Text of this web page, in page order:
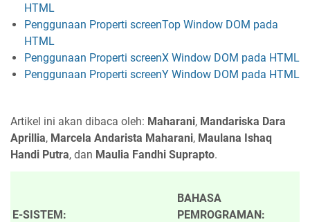
HTML
Penggunaan Properti screenTop Window DOM pada
HTML
Penggunaan Properti screenX Window DOM pada HTML
Penggunaan Properti screenY Window DOM pada HTML
Artikel ini akan dibaca oleh: Maharani, Mandariska Dara
Aprillia, Marcela Andarista Maharani, Maulana Ishaq
Handi Putra, dan Maulia Fandhi Suprapto.
E-SISTEM:
BAHASA
PEMROGRAMAN: